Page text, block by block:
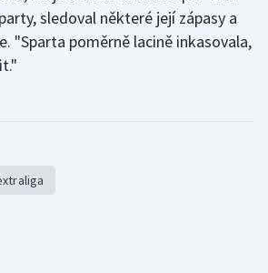
sledoval některé její zápasy a
"Sparta poměrně lacině inkasovala,